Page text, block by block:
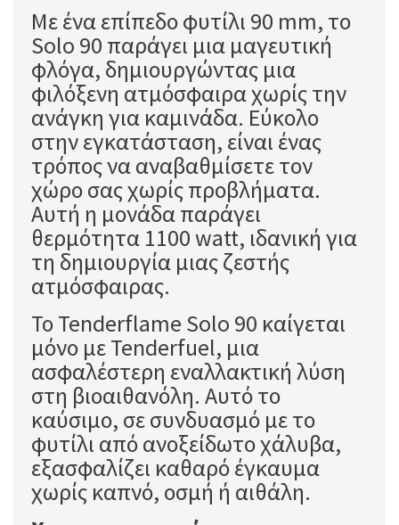
Με ένα επίπεδο φυτίλι 90 mm, το
Solo 90 παράγει μια μαγευτική
φλόγα, δημιουργώντας μια
φιλόξενη ατμόσφαιρα χωρίς την
ανάγκη για καμινάδα. Εύκολο
στην εγκατάσταση, είναι ένας
τρόπος να αναβαθμίσετε τον
χώρο σας χωρίς προβλήματα.
Αυτή η μονάδα παράγει
θερμότητα 1100 watt, ιδανική για
τη δημιουργία μιας ζεστής
ατμόσφαιρας.
Το Tenderflame Solo 90 καίγεται
μόνο με Tenderfuel, μια
ασφαλέστερη εναλλακτική λύση
στη βιοαιθανόλη. Αυτό το
καύσιμο, σε συνδυασμό με το
φυτίλι από ανοξείδωτο χάλυβα,
εξασφαλίζει καθαρό έγκαυμα
χωρίς καπνό, οσμή ή αιθάλη.